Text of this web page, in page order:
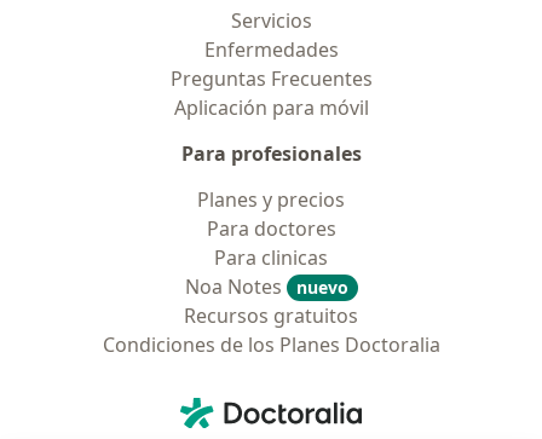
Servicios
Enfermedades
Preguntas Frecuentes
Aplicación para móvil
Para profesionales
Planes y precios
Para doctores
Para clinicas
Noa Notes
nuevo
Recursos gratuitos
Condiciones de los Planes Doctoralia
Doctoralia - Página de inicio